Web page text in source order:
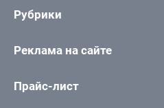
Рубрики
Реклама на сайте
Прайс-лист